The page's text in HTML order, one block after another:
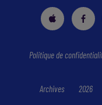
Politique de
Archives 2026